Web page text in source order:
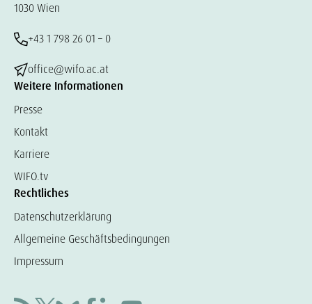
1030 Wien
+43 1 798 26 01 – 0
office@wifo.ac.at
Weitere Informationen
Presse
Kontakt
Karriere
WIFO.tv
Rechtliches
Datenschutzerklärung
Allgemeine Geschäftsbedingungen
Impressum